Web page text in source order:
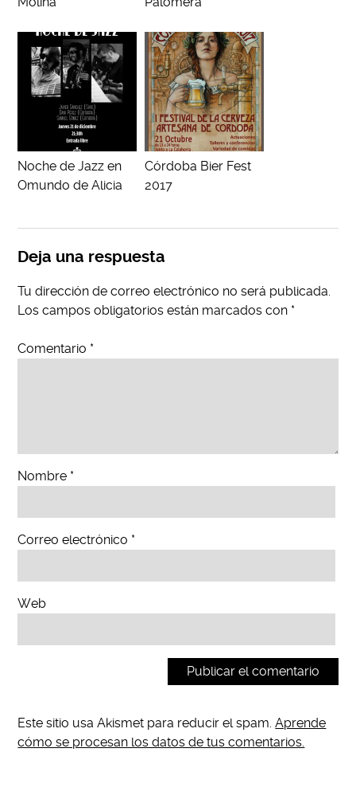
Noche de Jazz en
Omundo de Alicia
Córdoba Bier Fest
2017
Deja una respuesta
Tu dirección de correo electrónico no será publicada.
Los campos obligatorios están marcados con *
Comentario *
Nombre *
Correo electrónico *
Web
Este sitio usa Akismet para reducir el spam.Aprende
cómo se procesan los datos de tus comentarios.